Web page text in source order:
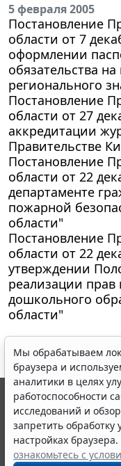
5 февраля 2005
Постановление
области от 7
оформлении
обязательства
регионального
Постановление
области от 27
аккредитации
Правительстве
Постановление
области от 22
департаменте
пожарной
области"
Постановление
области от 22
утверждении
реализации прав
дошкольного
области"
Мы обрабатываем
браузера и
аналитики в целях
работоспособности
исследований и
запретить
настройках
ознакомьтесь с
© ООО "НПП "ГАРАНТ-
выпускается с 1990
являются
информации ГАРАНТ.